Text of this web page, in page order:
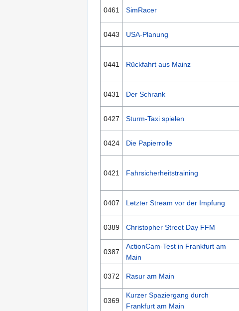
0461 SimRacer
0443 USA-Planung
0441 Rückfahrt aus Mainz
0431 Der Schrank
0427 Sturm-Taxi spielen
0424 Die Papierrolle
0421 Fahrsicherheitstraining
0407 Letzter Stream vor der Impfung
0389 Christopher Street Day FFM
0387
ActionCam-Test in Frankfurt am
Main
0372 Rasur am Main
0369
Kurzer Spaziergang durch
Frankfurt am Main